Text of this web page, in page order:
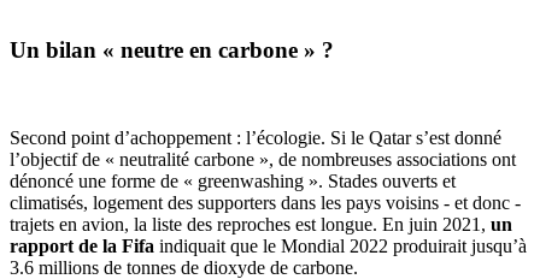
Un bilan « neutre en carbone » ?
Second point d’achoppement : l’écologie. Si le Qatar s’est donné
l’objectif de « neutralité carbone », de nombreuses associations ont
dénoncé une forme de « greenwashing ». Stades ouverts et
climatisés, logement des supporters dans les pays voisins - et donc -
trajets en avion, la liste des reproches est longue. En juin 2021, un
rapport de la Fifa indiquait que le Mondial 2022 produirait jusqu’à
3.6 millions de tonnes de dioxyde de carbone.